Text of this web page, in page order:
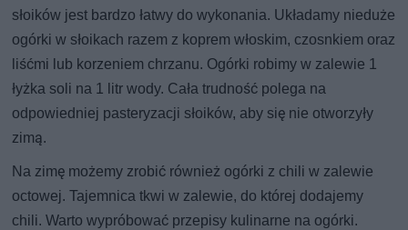
słoików jest bardzo łatwy do wykonania. Układamy nieduże
ogórki w słoikach razem z koprem włoskim, czosnkiem oraz
liśćmi lub korzeniem chrzanu. Ogórki robimy w zalewie 1
łyżka soli na 1 litr wody. Cała trudność polega na
odpowiedniej pasteryzacji słoików, aby się nie otworzyły
zimą.
Na zimę możemy zrobić również ogórki z chili w zalewie
octowej. Tajemnica tkwi w zalewie, do której dodajemy
chili. Warto wypróbować przepisy kulinarne na ogórki.